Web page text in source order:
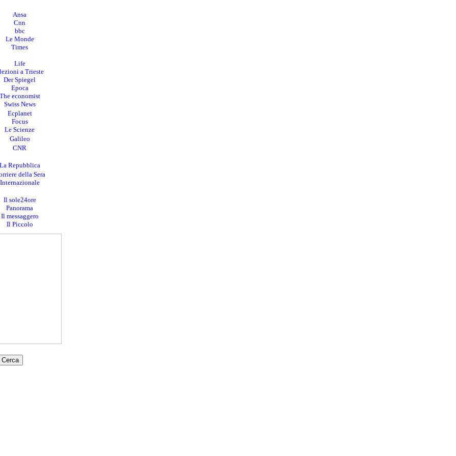
Ansa
Cnn
bbc
Le Monde
Times
Life
a Trieste
Der Spiegel
Epoca
economist
Swiss News
Ecplanet
Focus
Le Scienze
Galileo
CNR
Repubblica
della Sera
Internazionale
Il sole24ore
Panorama
Il messaggero
Il Piccolo